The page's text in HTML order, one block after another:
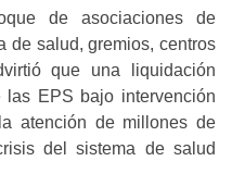
de asociaciones de
de salud, gremios, centros
que una liquidación
las EPS bajo intervención
atención de millones de
del sistema de salud